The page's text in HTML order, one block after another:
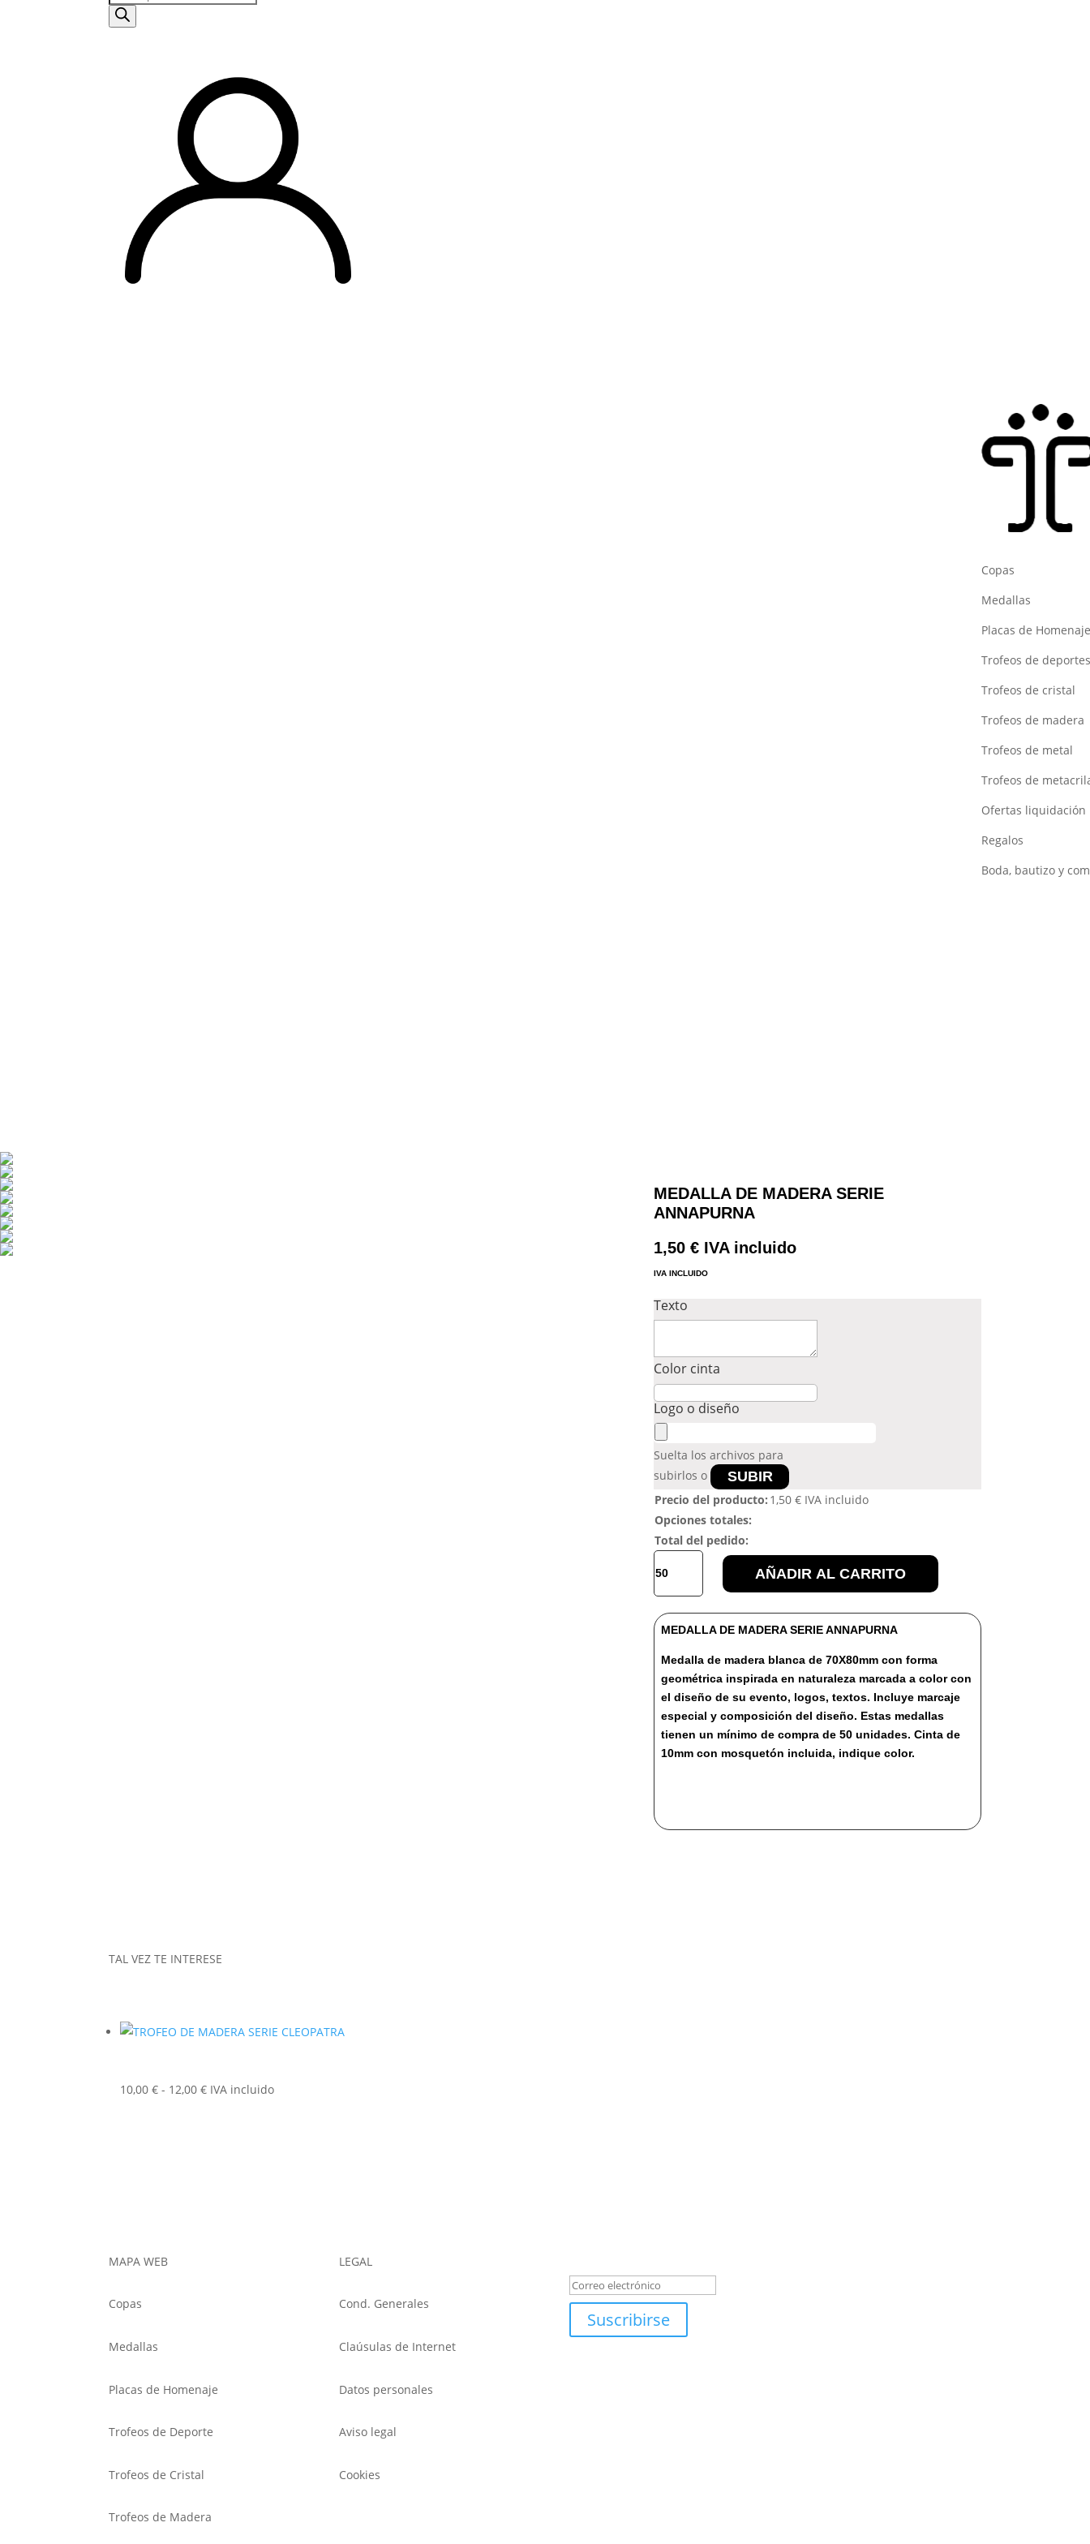
de
productos
Copas
Medallas
Placas de Homenaje
Trofeos de deportes
Trofeos de cristal
Trofeos de madera
Trofeos de metal
Trofeos de
Ofertas liquidación
Regalos
Boda, bautizo y
MEDALLA DE MADERA SERIE
ANNAPURNA
1,50€ IVA incluido
IVA INCLUIDO
Texto
Color cinta
Logo o diseño
Suelta los archivos para
subirlos o
SUBIR
Precio del producto: 1,50€ IVA incluido
Opciones totales:
Total del pedido:
DE
MADERA
SERIE
ANNAPURNA
cantidad
AÑADIR AL CARRITO
MEDALLA DE MADERA SERIE ANNAPURNA
Medalla de madera blanca de 70X80mm con forma
geométrica inspirada en naturaleza marcada a color con
el diseño de su evento, logos, textos. Incluye marcaje
especial y composición del diseño. Estas medallas
tienen un mínimo de compra de 50 unidades. Cinta de
10mm con mosquetón incluida, indique color.
TAL VEZ TE INTERESE
10,00€ - 12,00€Rango
IVA incluido
MAPA WEB
Copas
Medallas
Placas de Homenaje
Trofeos de Deporte
Trofeos de Cristal
Trofeos de Madera
LEGAL
Cond. Generales
Claúsulas de Internet
Datos personales
Aviso legal
Cookies
Suscribirse